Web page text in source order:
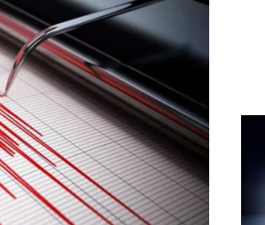
göre Akdeniz'de 3.6
bir deprem meydana geldi